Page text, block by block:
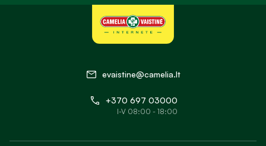
evaistine@camelia.lt
+370 697 03000
I-V 08:00 - 18:00